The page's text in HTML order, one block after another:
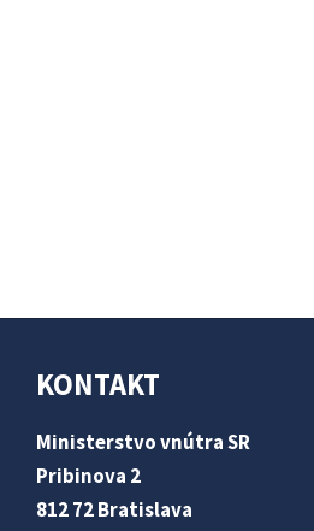
KONTAKT
Ministerstvo vnútra SR
Pribinova 2
812 72 Bratislava